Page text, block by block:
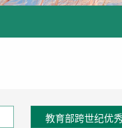
教育部跨世纪优